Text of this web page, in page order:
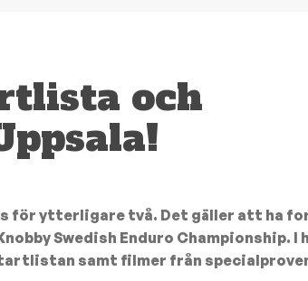
och
för ytterligare två. Det gäller att ha
Swedish Enduro Championship. I
samt filmer från